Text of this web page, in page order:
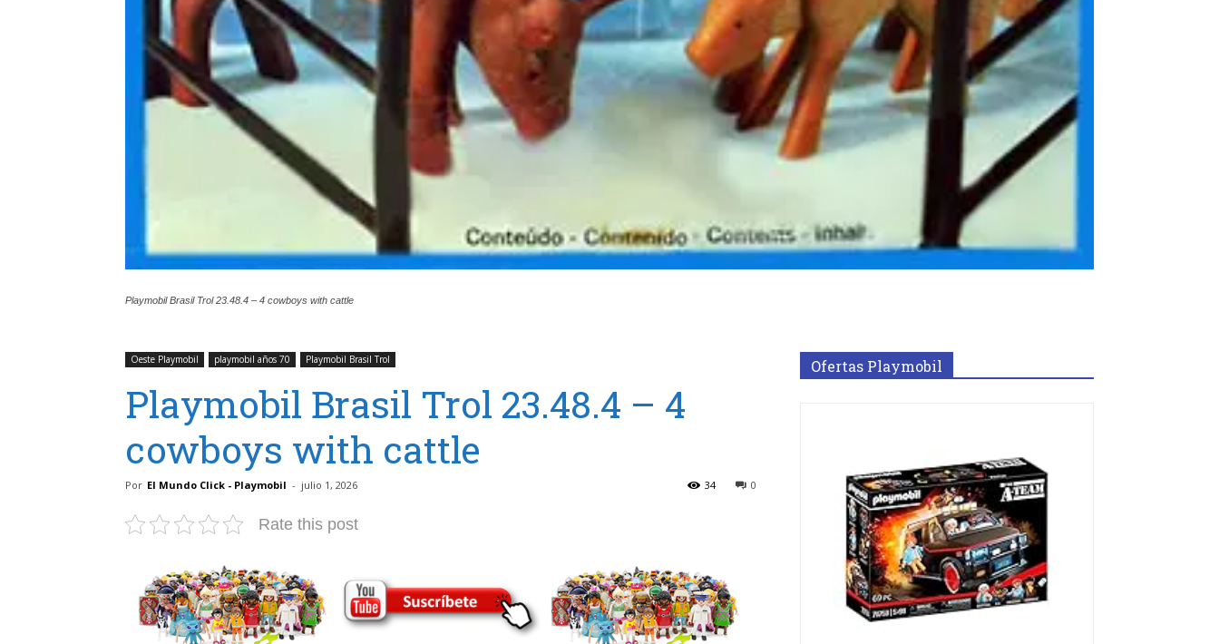
Playmobil Brasil Trol 23.48.4 – 4 cowboys with cattle
Oeste Playmobil playmobil años 70 Playmobil Brasil Trol
Playmobil Brasil Trol 23.48.4 – 4
cowboys with cattle
Por El Mundo Click - Playmobil - julio 1, 2026 0
34
Rate this post
Ofertas Playmobil